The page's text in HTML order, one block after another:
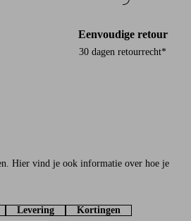
Eenvoudige retour
30 dagen retourrecht*
Hier vind je ook informatie over hoe je
Levering
Kortingen